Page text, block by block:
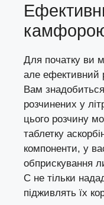
Для початку ви
але ефективний
Вам
розчинених у
цього розчину
таблетку
компоненти, у
обприскування
С не тільки
підживлять їх